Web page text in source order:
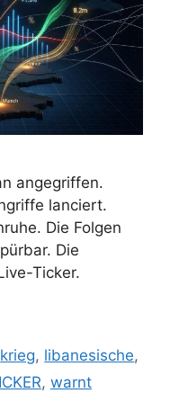
angegriffen.
lanciert.
Die Folgen
Die
Ticker.
krieg, libanesische,
, warnt